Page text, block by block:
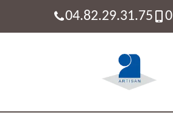
04.82.29.31.75